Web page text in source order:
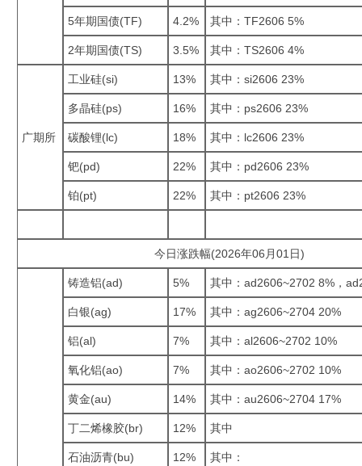
5年期国债(TF) 4.2% 其中：TF2606 5%
2年期国债(TS) 3.5% 其中：TS2606 4%
广期所
工业硅(si) 13% 其中：si2606 23%
多晶硅(ps) 16% 其中：ps2606 23%
碳酸锂(lc) 18% 其中：lc2606 23%
钯(pd) 22% 其中：pd2606 23%
铂(pt) 22% 其中：pt2606 23%
今日涨跌幅(2026年06月01日)
铸造铝(ad) 5% 其中：ad2606~2702 8%，
白银(ag) 17% 其中：ag2606~2704 20%
铝(al) 7% 其中：al2606~2702 10%
氧化铝(ao) 7% 其中：ao2606~2702 10%
黄金(au) 14% 其中：au2606~2704 17%
丁二烯橡胶(br) 12% 其中
石油沥青(bu) 12% 其中：